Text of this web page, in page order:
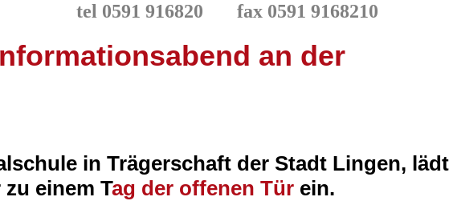
tel 0591 916820 fax 0591 9168210
an der
in Trägerschaft der Stadt Lingen, lädt
einem Tag der offenen Tür ein.